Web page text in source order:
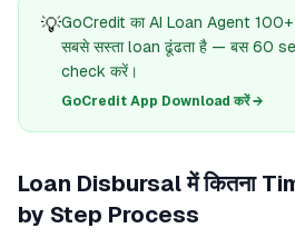
💡GoCredit का AI Loan Agent
सबसे सस्ता loan ढूंढता है — बस 60
check करें।
GoCredit App Download करें →
Loan Disbursal में कितना
by Step Process